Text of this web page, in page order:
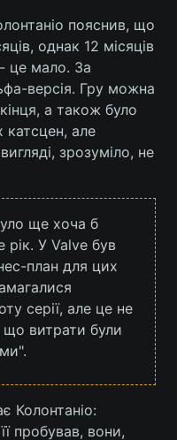
пояснив, що
однак 12 місяців
це мало. За
версія. Гру можна
а також було
катсцен, але
зрозуміло, не
ще хоча б
рік. У Valve був
план для цих
серії, але це не
витрати були
Колонтаніо:
пробував, вони,